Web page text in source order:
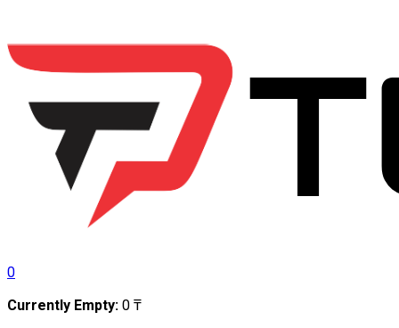
0
Currently Empty: 0 ₸